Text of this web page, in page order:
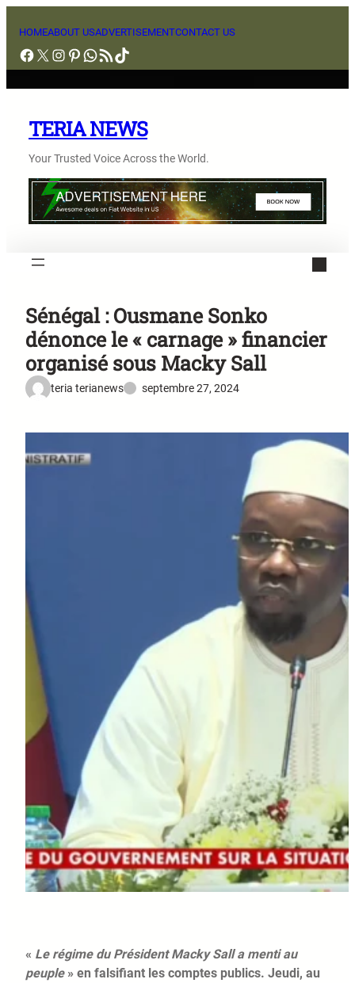
contenu
HOMEABOUT USADVERTISEMENTCONTACT US
Facebook
X Instagram
Pinterest
WhatsApp
Flux RSSTikTok
TERIA NEWS
Your Trusted Voice Across the World.
Sénégal : Ousmane Sonko
dénonce le « carnage » financier
organisé sous Macky Sall
teria terianews septembre 27, 2024
« Le régime du Président Macky Sall a menti au
peuple» en falsifiant les comptes publics. Jeudi, au